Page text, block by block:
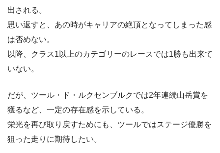
出される。
思い返すと、あの時がキャリアの絶頂となってしまった感
は否めない。
以降、クラス1以上のカテゴリーのレースでは1勝も出来て
いない。
だが、ツール・ド・ルクセンブルクでは2年連続山岳賞を
獲るなど、一定の存在感を示している。
栄光を再び取り戻すためにも、ツールではステージ優勝を
狙った走りに期待したい。